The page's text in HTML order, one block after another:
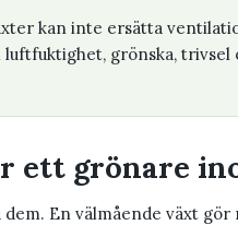
kan inte ersätta
grönska, trivsel
ett grönare
En välmående växt